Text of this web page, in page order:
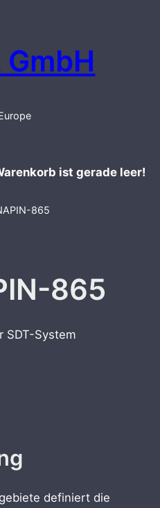
ist gerade leer!
865
865
SDT-System
definiert die